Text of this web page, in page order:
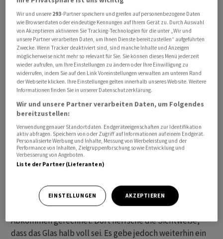
Drohnen gesteuert wurden. Zudem seien vier Drohnen
abgeschossen worden, die eine Bedrohung für die USA
darstellten, teilte ein US-Beamter mit. Aus Sicht des
US-Präsidenten ist der Verhandlungsstand zu einem
möglichen Ende des Iran-Kriegs noch nicht
zufriedenstellend. Donald Trump erneuerte die
Drohung, dass man entweder eine Vereinbarung
abschliessen oder weiter kämpfen werde - er sprach
davon, dann «die Sache zu Ende» zu bringen.
Die faktische Blockade der Strasse von Hormus
belastet die Weltwirtschaft massiv - und ist für den Iran
das Druckmittel schlechthin in den Verhandlungen.
Trotz der jüngsten Preisreaktion steuert Rohöl weiter
auf den zweiten Wochenverlust in Folge zu. Laut Chris
Weston, Forschungsleiter bei Pepperstone in
Melbourne, wird an den Märkten weiterhin mit einem
Abkommen gerechnet. Dort herrsche die Sichtweise,
dass das Glas halb voll sei. Es gebe jedoch weiterhin ein
Wir und unsere 293-Partner speichern und greifen auf personenbezogene Daten
wie Browserdaten oder eindeutige Kennungen auf Ihrem Gerät zu. Durch Auswahl
von Akzeptieren aktivieren Sie Tracking-Technologien für die unter „Wir und
unsere Partner verarbeiten Daten, um Ihnen Dienste bereitzustellen“ aufgeführten
Zwecke. Wenn Tracker deaktiviert sind, sind manche Inhalte und Anzeigen
möglicherweise nicht mehr so relevant für Sie. Sie können dieses Menü jederzeit
wieder aufrufen, um Ihre Einstellungen zu ändern oder Ihre Einwilligung zu
widerrufen, indem Sie auf den Link Voreinstellungen verwalten am unteren Rand
der Webseite klicken. Ihre Einstellungen gelten innerhalb unseres Website. Weitere
Informationen finden Sie in unserer Datenschutzerklärung.
Wir und unsere Partner verarbeiten Daten, um Folgendes
bereitzustellen:
Verwendung genauer Standortdaten. Endgeräteeigenschaften zur Identifikation
aktiv abfragen. Speichern von oder Zugriff auf Informationen auf einem Endgerät.
Personalisierte Werbung und Inhalte, Messung von Werbeleistung und der
Performance von Inhalten, Zielgruppenforschung sowie Entwicklung und
Verbesserung von Angeboten.
Liste der Partner (Lieferanten)
EINSTELLUNGEN AKZEPTIEREN